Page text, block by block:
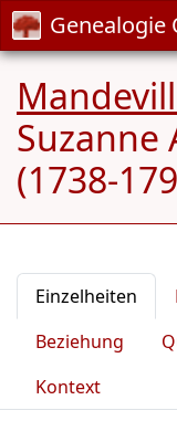
Genealogie
Suzanne
(1738-
Einzelheiten
Beziehung
Kontext